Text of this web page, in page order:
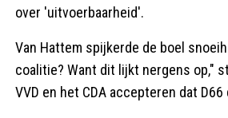
over 'uitvoerbaarheid'.
Van Hattem spijkerde de boel
coalitie? Want dit lijkt nergens op,"
VVD en het CDA accepteren dat